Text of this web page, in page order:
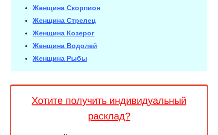
Женщина Скорпион
Женщина Стрелец
Женщина Козерог
Женщина Водолей
Женщина Рыбы
Хотите получить индивидуальный
расклад?